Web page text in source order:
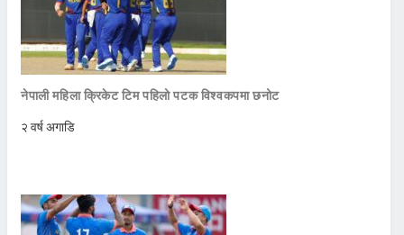
नेपाली महिला क्रिकेट टिम पहिलो पटक विश्वकपमा छनोट
२ वर्ष अगाडि